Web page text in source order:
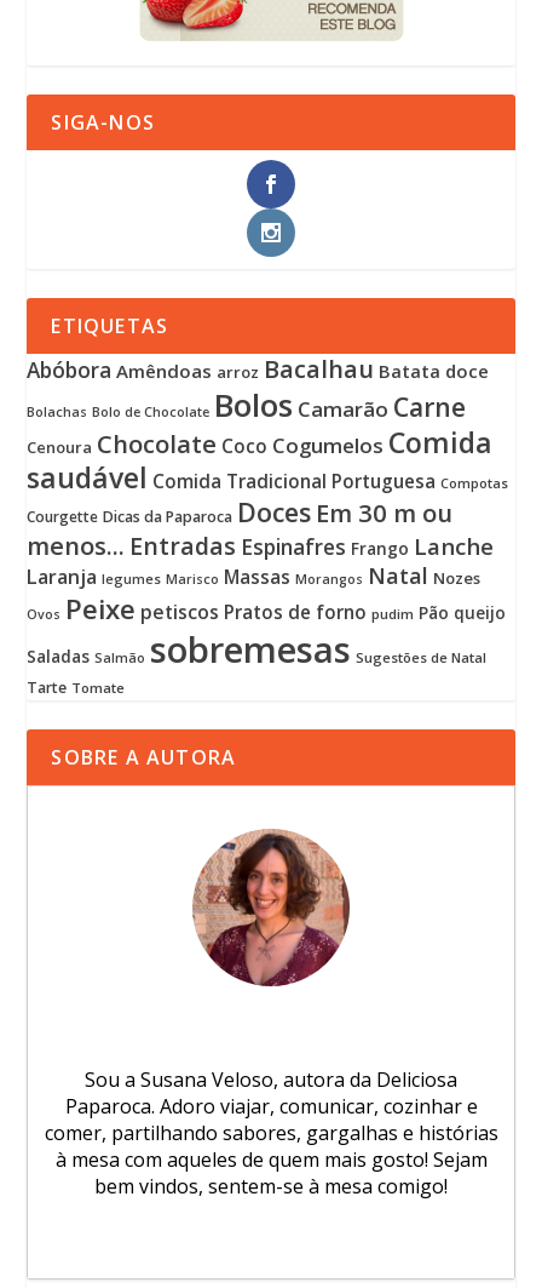
SIGA-NOS
ETIQUETAS
Abóbora Amêndoas arroz Bacalhau Batata doce
Bolachas Bolo de Chocolate Bolos Camarão Carne
Cenoura Chocolate Coco Cogumelos Comida
saudável Comida Tradicional Portuguesa Compotas
Courgette Dicas da Paparoca Doces Em 30 m ou
menos... Entradas Espinafres Frango Lanche
Laranja legumes Marisco Massas Morangos Natal Nozes
Ovos Peixe petiscos Pratos de forno pudim Pão queijo
Saladas Salmão sobremesas Sugestões de Natal
Tarte Tomate
SOBRE A AUTORA
Sou a Susana Veloso, autora da Deliciosa
Paparoca. Adoro viajar, comunicar, cozinhar e
comer, partilhando sabores, gargalhas e histórias
à mesa com aqueles de quem mais gosto! Sejam
bem vindos, sentem-se à mesa comigo!